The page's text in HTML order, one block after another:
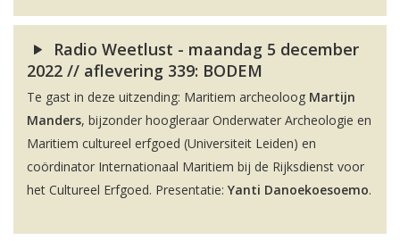
Radio Weetlust - maandag 5 december
2022 // aflevering 339: BODEM
Te gast in deze uitzending: Maritiem archeoloog Martijn
Manders, bijzonder hoogleraar Onderwater Archeologie en
Maritiem cultureel erfgoed (Universiteit Leiden) en
coördinator Internationaal Maritiem bij de Rijksdienst voor
het Cultureel Erfgoed. Presentatie: Yanti Danoekoesoemo.